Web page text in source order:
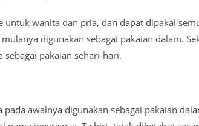
wanita dan pria, dan dapat dipakai
digunakan sebagai pakaian dalam.
sebagai pakaian sehari-hari.
awalnya digunakan sebagai pakaian